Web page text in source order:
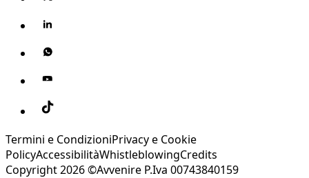
Termini e CondizioniPrivacy e Cookie
PolicyAccessibilitàWhistleblowingCredits
Copyright 2026 ©Avvenire P.Iva 00743840159